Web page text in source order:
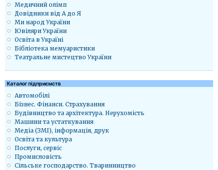
Медичний олімп
Довідники від А до Я
Ми народ України
Ювіляри України
Освіта в Україні
Бібліотека мемуаристики
Театральне мистецтво України
Каталог підприємств
Автомобілі
Бізнес. Фінанси. Страхування
Будівництво та архітектура. Нерухомість
Машини та устаткування
Медіа (ЗМІ), інформація, друк
Освіта та культура
Послуги, сервіс
Промисловість
Сільське господарство. Тваринництво